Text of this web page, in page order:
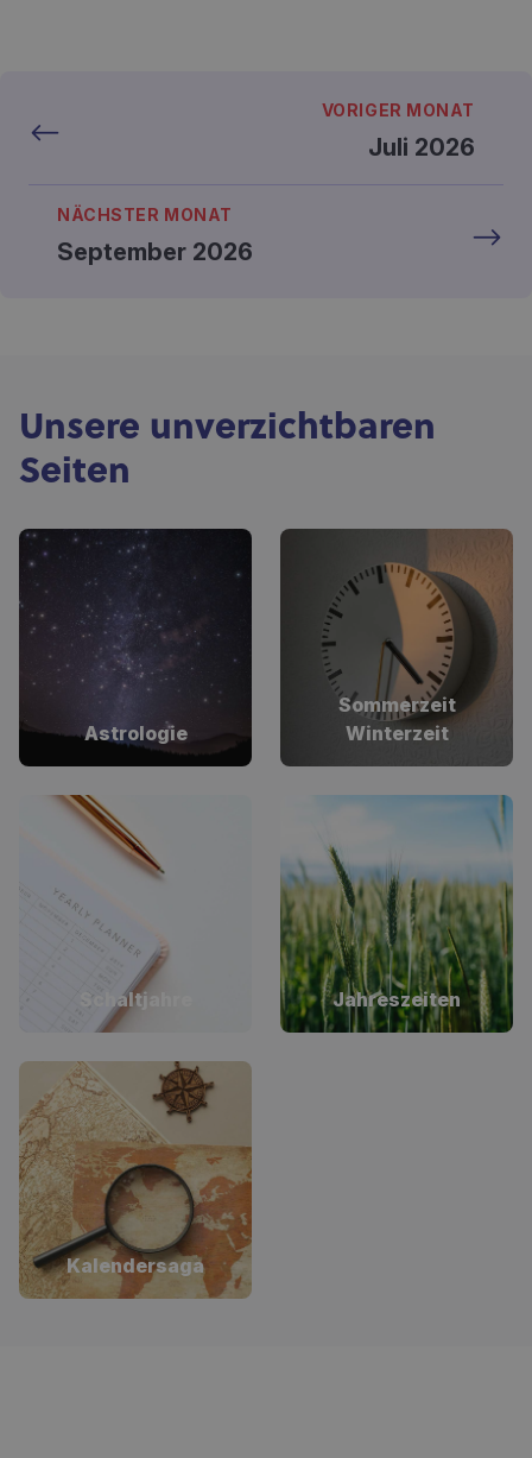
VORIGER MONAT
Juli 2026
NÄCHSTER MONAT
September 2026
Unsere unverzichtbaren
Seiten
Astrologie
Sommerzeit
Winterzeit
Schaltjahre Jahreszeiten
Kalendersaga